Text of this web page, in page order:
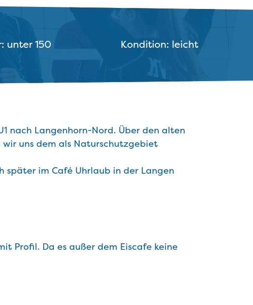
unter 150 Kondition: leicht
nach Langenhorn-Nord. Über den alten
uns dem als Naturschutzgebiet
später im Café Uhrlaub in der Langen
Profil. Da es außer dem Eiscafe keine